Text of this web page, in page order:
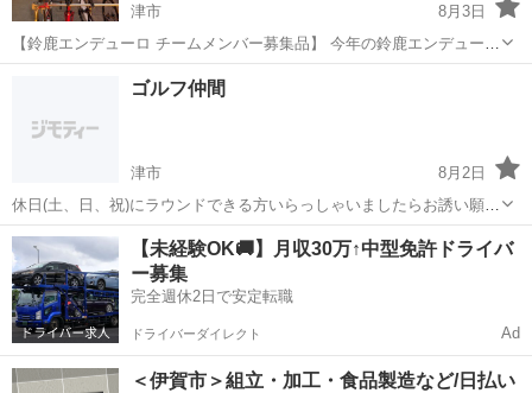
津市
8月3日
【鈴鹿エンデューロ チームメンバー募集品】 今年の鈴鹿エンデューロ
に一緒に参加していただける方を1名募集しています！ 現在、ロード
バイク仲間4名で50代、40代、20代参加予定です。 楽しく走りなが
その他
ゴルフ仲間
津市
8月2日
休日(土、日、祝)にラウンドできる方いらっしゃいましたらお誘い願い
ます。ゴルフ歴長いですが、全くコースに行ってないので全然上手く
ありません。50代男性でもよろしければお願いします🙇打ちっぱなし
からでもOKです。楽しくがモット...
三重 津市 ゴルフ
【未経験OK🚚】月収30万↑中型免許ドライバ
ー募集
完全週休2日で安定転職
ドライバーダイレクト Ad
＜伊賀市＞組立・加工・食品製造など/日払い